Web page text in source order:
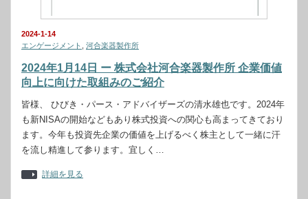
2024-1-14
エンゲージメント
河合楽器製作所
2024年1月14日 ー 株式会社河合楽器製作所 企業価値
向上に向けた取組みのご紹介
皆様、 ひびき・パース・アドバイザーズの清水雄也です。2024年
も新NISAの開始などもあり株式投資への関心も高まってきており
ます。今年も投資先企業の価値を上げるべく株主として一緒に汗
を流し精進して参ります。宜しく…
詳細を見る